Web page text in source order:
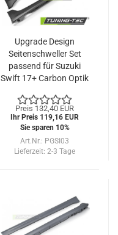
Upgrade Design
Seitenschweller Set
passend für Suzuki
Swift 17+ Carbon Optik
Preis 132,40 EUR
Ihr Preis 119,16 EUR
Sie sparen 10%
Art.Nr.: PGSI03
Lieferzeit: 2-3 Tage